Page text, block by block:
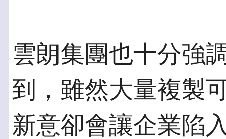
雲朗集團也十分強
到，雖然大量複製
新意卻會讓企業陷